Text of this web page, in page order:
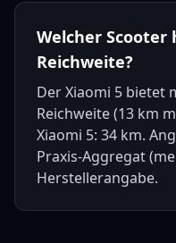
Welcher Scooter
Reichweite?
Der Xiaomi 5 bietet
Reichweite (13 km
Xiaomi 5: 34 km.
Praxis-Aggregat
Herstellerangabe.